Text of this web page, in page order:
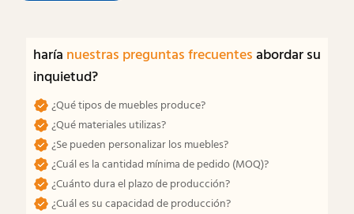
haría nuestras preguntas frecuentesabordar su
inquietud?
¿Qué tipos de muebles produce?
¿Qué materiales utilizas?
¿Se pueden personalizar los muebles?
¿Cuál es la cantidad mínima de pedido (MOQ)?
¿Cuánto dura el plazo de producción?
¿Cuál es su capacidad de producción?